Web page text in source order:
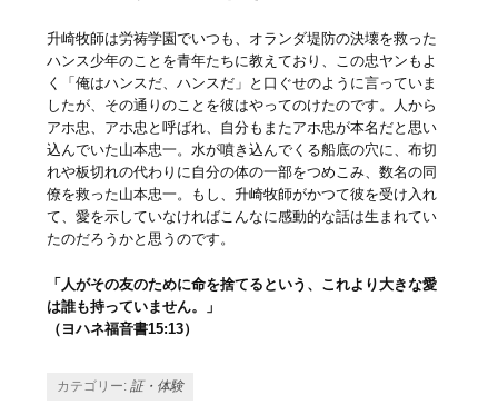
升崎牧師は労祷学園でいつも、オランダ堤防の決壊を救った
ハンス少年のことを青年たちに教えており、この忠ヤンもよ
く「俺はハンスだ、ハンスだ」と口ぐせのように言っていま
したが、その通りのことを彼はやってのけたのです。人から
アホ忠、アホ忠と呼ばれ、自分もまたアホ忠が本名だと思い
込んでいた山本忠一。水が噴き込んでくる船底の穴に、布切
れや板切れの代わりに自分の体の一部をつめこみ、数名の同
僚を救った山本忠一。もし、升崎牧師がかつて彼を受け入れ
て、愛を示していなければこんなに感動的な話は生まれてい
たのだろうかと思うのです。
「人がその友のために命を捨てるという、これより大きな愛
は誰も持っていません。」
（ヨハネ福音書15:13）
カテゴリー:証・体験